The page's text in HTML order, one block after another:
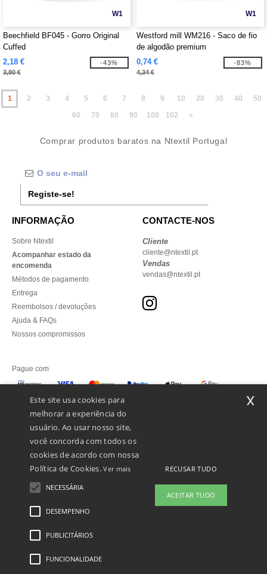
W1
Beechfield BF045 - Gorro Original
Cuffed
2,18 €
3,80 €
-43%
W1
Westford mill WM216 - Saco de fio
de algodão premium
0,74 €
4,34 €
-83%
1 2 3 4 5 6 7 8 9 10 20 30 40
50
60
70 80 90 100 102 »
Comprar produtos baratos na Ntextil Portugal
Registe-se!
INFORMAÇÃO
Sobre Ntextil
Acompanhar estado da
encomenda
Métodos de pagamento
Entrega
Reembolsos / devoluções
Ajuda & FAQs
Nossos compromissos
CONTACTE-NOS
Cliente
cliente@ntextil.pt
Vendas
vendas@ntextil.pt
Pague com
Enviamos com
Menções Legais-Política de Privacidade
Este site usa cookies para
melhorar a experiência do
usuário. Ao usar nosso site,
você concorda com todos os
cookies de acordo com nossa
Política de Cookies.Ver mais
NECESSÁRIA
DESEMPENHO
PUBLICITÁRIOS
FUNCIONALIDADE
RECUSAR TUDO
ACEITAR TUDO
x